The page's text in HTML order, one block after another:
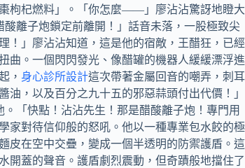
枸杞燃料」。「你怎麼——」廖沾沾驚訝地瞪大
離子炮鎖定前離開！」話音未落，一股極致尖
！」廖沾沾知道，這是他的宿敵，王醋狂，已經
曲。一個閃閃發光、像醋罐的機器人緩緩漂浮進
， 身心診所設計這次帶著金屬回音的嘲弄，刺耳
，以及百分之九十五的邪惡蒜頭付出代價！」
「快點！沾沾先生！那是醋酸離子炮！專門用
家對待信仰般的怒吼。他以一種專業包水餃的極
皮在空中交疊，變成一個半透明的防禦護盾。這
開蓋的聲音。護盾劇烈震動，但奇蹟般地擋住了